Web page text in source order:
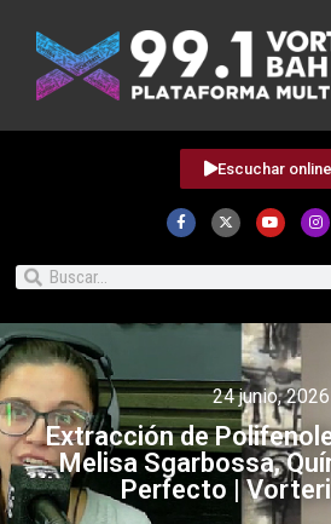
Escuchar online
24 junio, 2026
Extracción de
Melisa Sgarbossa,
Perfecto |